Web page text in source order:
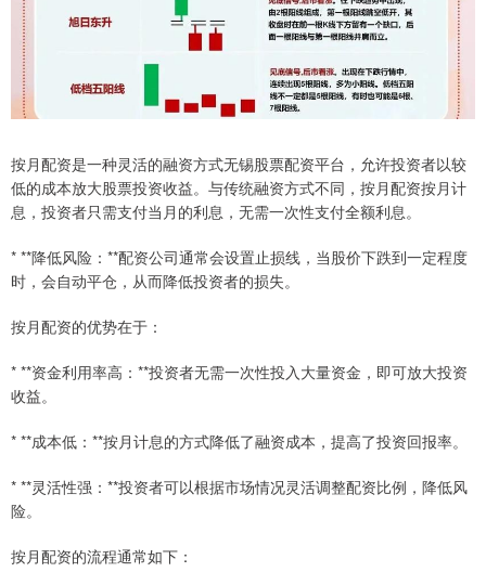
按月配资是一种灵活的融资方式无锡股票配资平台，允许投资者以较
低的成本放大股票投资收益。与传统融资方式不同，按月配资按月计
息，投资者只需支付当月的利息，无需一次性支付全额利息。
* **降低风险：**配资公司通常会设置止损线，当股价下跌到一定程度
时，会自动平仓，从而降低投资者的损失。
按月配资的优势在于：
* **资金利用率高：**投资者无需一次性投入大量资金，即可放大投资
收益。
* **成本低：**按月计息的方式降低了融资成本，提高了投资回报率。
* **灵活性强：**投资者可以根据市场情况灵活调整配资比例，降低风
险。
按月配资的流程通常如下：